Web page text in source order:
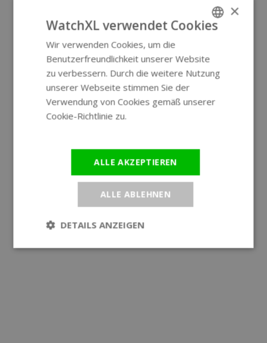
GERMAN
×
WatchXL verwendet Cookies
Wir verwenden Cookies, um die
Benutzerfreundlichkeit unserer Website
zu verbessern. Durch die weitere Nutzung
unserer Webseite stimmen Sie der
Verwendung von Cookies gemäß unserer
Cookie-Richtlinie zu.
ALLE AKZEPTIEREN
ALLE ABLEHNEN
DETAILS ANZEIGEN